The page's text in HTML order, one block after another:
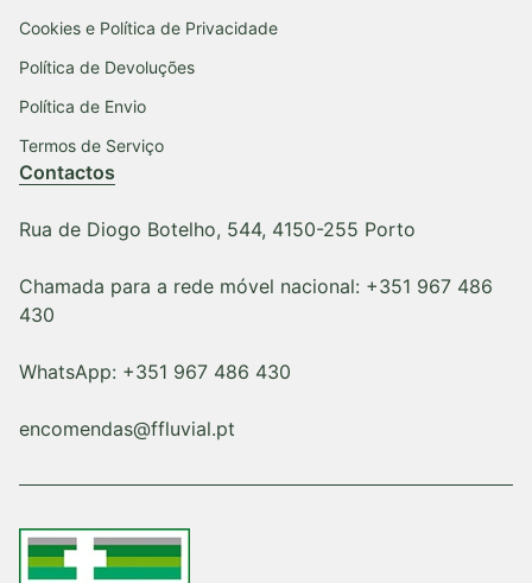
Cookies e Política de Privacidade
Política de Devoluções
Política de Envio
Termos de Serviço
Contactos
Rua de Diogo Botelho, 544, 4150-255 Porto
Chamada para a rede móvel nacional: +351 967 486
430
WhatsApp: +351 967 486 430
encomendas@ffluvial.pt